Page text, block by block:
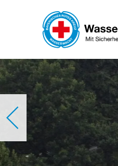
Skip to main content